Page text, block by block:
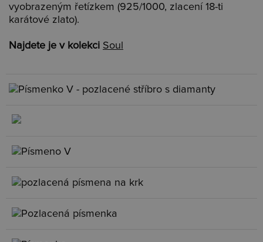
vyobrazeným řetízkem (925/1000, zlacení 18-ti
karátové zlato).
Najdete je v kolekci Soul